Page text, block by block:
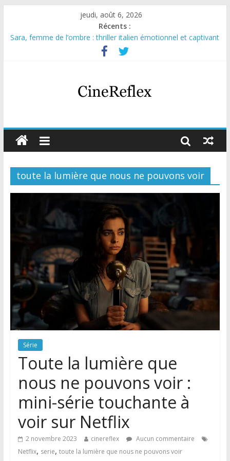
jeudi, août 6, 2026
Récents :
Sara, femme de l’ombre : thriller italien émotionnel et captivant
Journal d’une fille larguée : nouvelle série suédoise sur Netflix
Aema : mini-série sur le tournage d’un film érotique devenu
Glass Heart : excellente série musicale avec Takeru Satō
Olympo, saison 1 : nouvelle série qui séduira les fans de
toute la lumière que nous ne pouvons voir
Série
Toute la lumière que
nous ne pouvons voir :
mini-série touchante à
voir sur Netflix
2 novembre 2023 cinereflex
Aucun commentaire
Netflix, serie, toute la lumière que nous ne pouvons voir